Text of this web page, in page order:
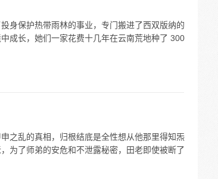
身保护热带雨林的事业，专门搬进了西双版纳的
成长，她们一家花费十几年在云南荒地种了 300
之乱的真相，归根结底是全性想从他那里得知炁
为了师弟的安危和不泄露秘密，田老即使被断了